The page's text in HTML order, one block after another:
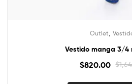
Outlet,
Vestido manga 3/4
$
$820.00